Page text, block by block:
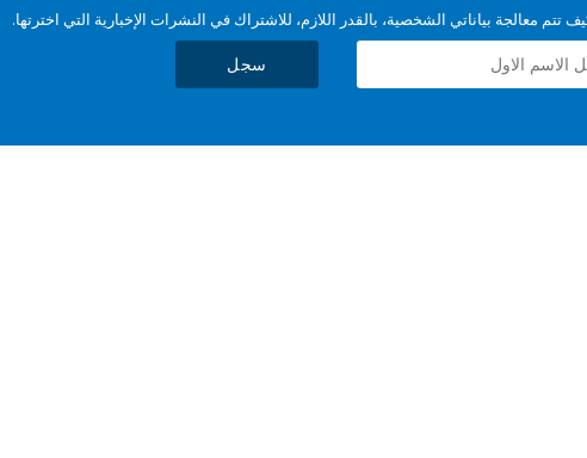
تتم معالجة بياناتي الشخصية، بالقدر اللازم، للاشتراك في النشرات الإخبارية التي اخترتها.
سجل